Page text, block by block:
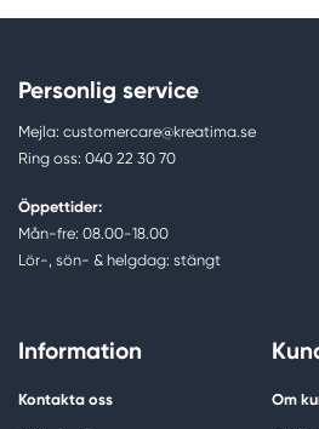
Personlig service
Mejla: customercare@kreatima.se
Ring oss: 040 22 30 70
Öppettider:
Mån-fre: 08.00-18.00
Lör-, sön- & helgdag: stängt
Information
Kontakta oss Om